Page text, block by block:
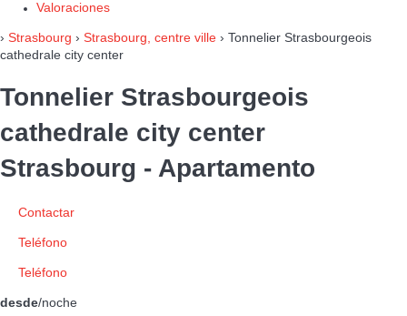
Valoraciones
› Strasbourg › Strasbourg, centre ville › Tonnelier Strasbourgeois
cathedrale city center
Tonnelier Strasbourgeois
cathedrale city center
Strasbourg - Apartamento
Contactar
Teléfono
Teléfono
desde/noche